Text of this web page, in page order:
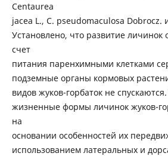
Centaurea
jacea L., C. pseudomaculosa Dobrocz.
Установлено, что развитие личинок
счет
питания паренхимными клетками
подземные органы кормовых
видов жуков-горбаток не
жизненные формы личинок жуков-
на
основании особенностей их
использованием латеральных и